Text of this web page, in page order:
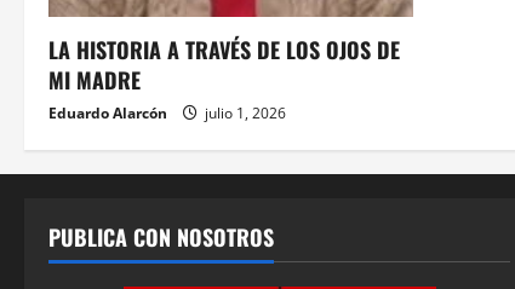
LA HISTORIA A TRAVÉS DE LOS OJOS DE
MI MADRE
Eduardo Alarcón julio 1, 2026
PUBLICA CON NOSOTROS